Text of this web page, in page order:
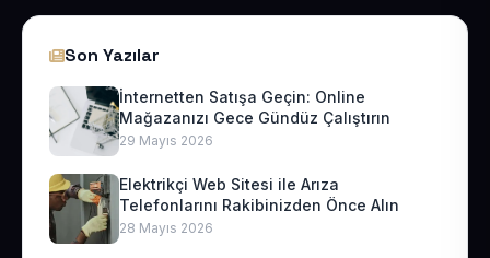
Son Yazılar
İnternetten Satışa Geçin: Online
Mağazanızı Gece Gündüz Çalıştırın
29 Mayıs 2026
Elektrikçi Web Sitesi ile Arıza
Telefonlarını Rakibinizden Önce Alın
28 Mayıs 2026